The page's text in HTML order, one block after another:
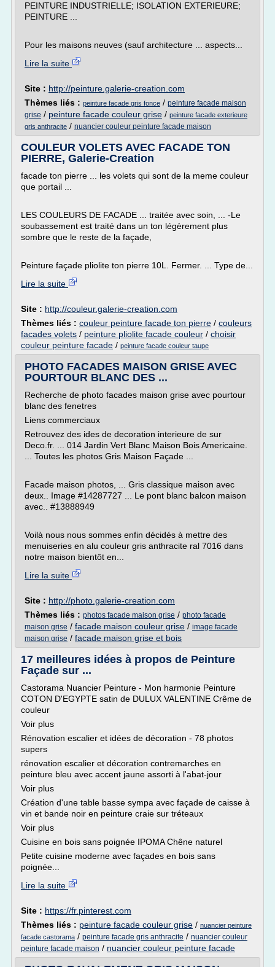
PEINTURE INDUSTRIELLE; ISOLATION EXTERIEURE;
PEINTURE ...
Pour les maisons neuves (sauf architecture ... aspects...
Lire la suite
Site : http://peinture.galerie-creation.com
Thèmes liés : peinture facade gris fonce / peinture facade maison
grise / peinture facade couleur grise / peinture facade exterieure
gris anthracite / nuancier couleur peinture facade maison
COULEUR VOLETS AVEC FACADE TON
PIERRE, Galerie-Creation
facade ton pierre ... les volets qui sont de la meme couleur
que portail ...
LES COULEURS DE FACADE ... traitée avec soin, ... -Le
soubassement est traité dans un ton légèrement plus
sombre que le reste de la façade,
Peinture façade pliolite ton pierre 10L. Fermer. ... Type de...
Lire la suite
Site : http://couleur.galerie-creation.com
Thèmes liés : couleur peinture facade ton pierre / couleurs
facades volets / peinture pliolite facade couleur / choisir
couleur peinture facade / peinture facade couleur taupe
PHOTO FACADES MAISON GRISE AVEC
POURTOUR BLANC DES ...
Recherche de photo facades maison grise avec pourtour
blanc des fenetres
Liens commerciaux
Retrouvez des ides de decoration interieure de sur
Deco.fr. ... 014 Jardin Vert Blanc Maison Bois Americaine.
... Toutes les photos Gris Maison Façade ...
Facade maison photos, ... Gris classique maison avec
deux.. Image #14287727 ... Le pont blanc balcon maison
avec.. #13888949
Voilà nous nous sommes enfin décidés à mettre des
menuiseries en alu couleur gris anthracite ral 7016 dans
notre maison bientôt en...
Lire la suite
Site : http://photo.galerie-creation.com
Thèmes liés : photos facade maison grise / photo facade
maison grise / facade maison couleur grise / image facade
maison grise / facade maison grise et bois
17 meilleures idées à propos de Peinture
Façade sur ...
Castorama Nuancier Peinture - Mon harmonie Peinture
COTON D'EGYPTE satin de DULUX VALENTINE Crême de
couleur
Voir plus
Rénovation escalier et idées de décoration - 78 photos
supers
rénovation escalier et décoration contremarches en
peinture bleu avec accent jaune assorti à l'abat-jour
Voir plus
Création d'une table basse sympa avec façade de caisse à
vin et bande noir en peinture craie sur tréteaux
Voir plus
Cuisine en bois sans poignée IPOMA Chêne naturel
Petite cuisine moderne avec façades en bois sans
poignée...
Lire la suite
Site : https://fr.pinterest.com
Thèmes liés : peinture facade couleur grise / nuancier peinture
facade castorama / peinture facade gris anthracite / nuancier couleur
peinture facade maison / nuancier couleur peinture facade